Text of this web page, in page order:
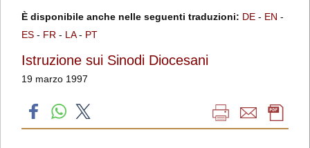
È disponibile anche nelle seguenti traduzioni: DE - EN -
ES - FR - LA- PT
Istruzione sui Sinodi Diocesani
19 marzo 1997